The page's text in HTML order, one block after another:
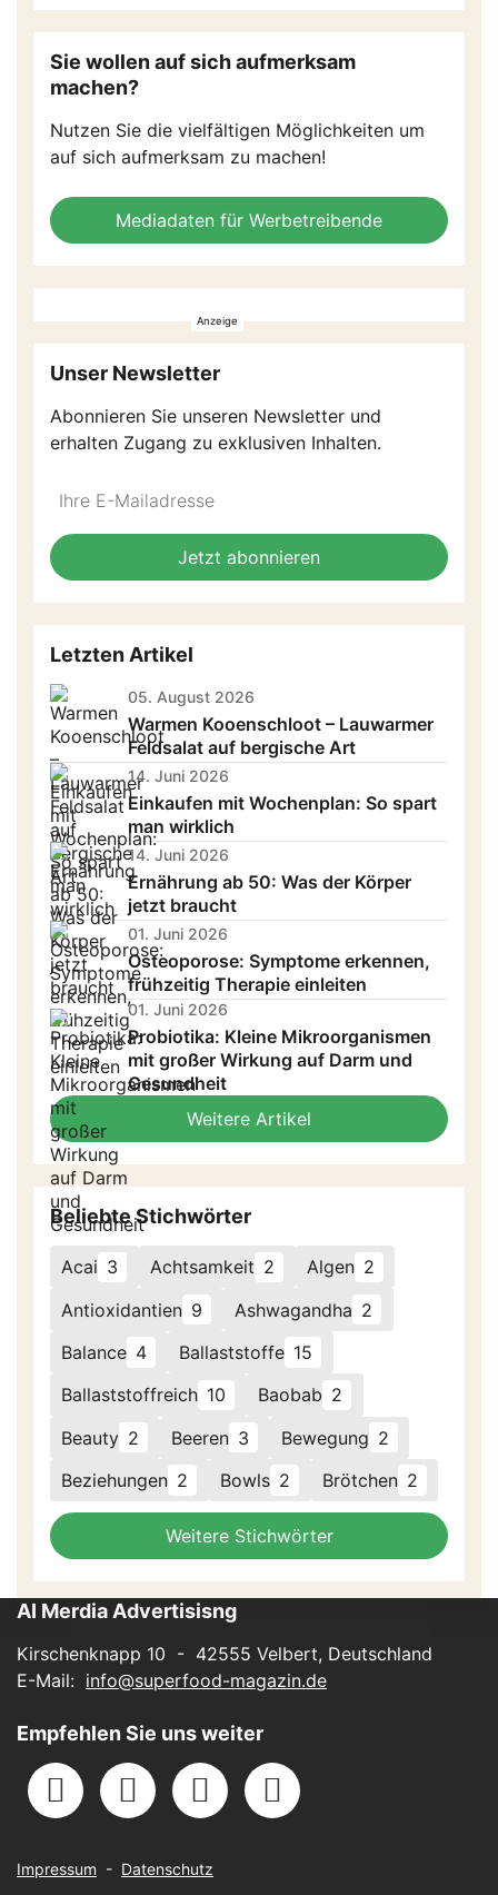
Sie wollen auf sich aufmerksam
machen?
Nutzen Sie die vielfältigen Möglichkeiten um
auf sich aufmerksam zu machen!
Mediadaten für Werbetreibende
Unser Newsletter
Abonnieren Sie unseren Newsletter und
erhalten Zugang zu exklusiven Inhalten.
Do
fill
this
field
*Ihre
Mailadresse:
Jetzt abonnieren
Letzten Artikel
05. August 2026
Warmen Kooenschloot – Lauwarmer
Feldsalat auf bergische Art
14. Juni 2026
Einkaufen mit Wochenplan: So spart
man wirklich
14. Juni 2026
Ernährung ab 50: Was der Körper
jetzt braucht
01. Juni 2026
Osteoporose: Symptome erkennen,
frühzeitig Therapie einleiten
01. Juni 2026
Probiotika: Kleine Mikroorganismen
mit großer Wirkung auf Darm und
Gesundheit
Weitere Artikel
Beliebte Stichwörter
Acai 3 Achtsamkeit 2 Algen 2
Antioxidantien 9 Ashwagandha 2
Balance 4 Ballaststoffe 15
Ballaststoffreich 10 Baobab 2
Beauty 2 Beeren 3 Bewegung 2
Beziehungen 2 Bowls 2 Brötchen 2
Weitere Stichwörter
AI Merdia Advertisisng
Kirschenknapp 10 - 42555 Velbert, Deutschland
E-Mail: info@superfood-magazin.de
Empfehlen Sie uns weiter
Impressum - Datenschutz